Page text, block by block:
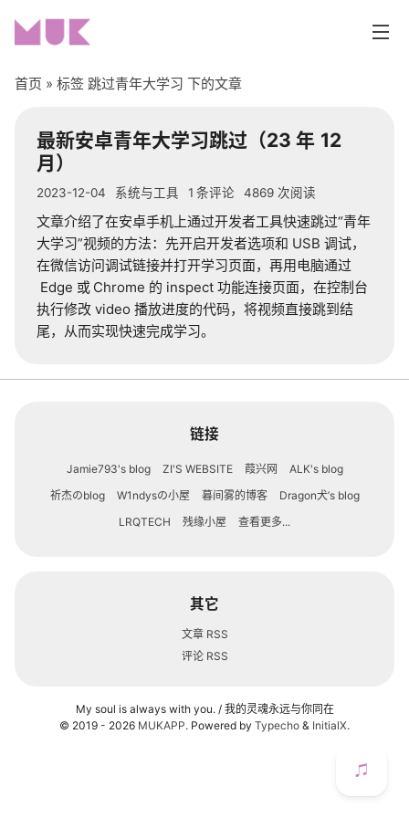
编程开发
网站折腾
生活随笔
归档
关于
首页 » 标签 跳过青年大学习 下的文章
最新安卓青年大学习跳过（23 年 12
月）
2023-12-04 系统与工具 1 条评论 4869 次阅读
文章介绍了在安卓手机上通过开发者工具快速跳过“青年
大学习”视频的方法：先开启开发者选项和 USB 调试，
在微信访问调试链接并打开学习页面，再用电脑通过
Edge 或 Chrome 的 inspect 功能连接页面，在控制台
执行修改 video 播放进度的代码，将视频直接跳到结
尾，从而实现快速完成学习。
链接
Jamie793's blog ZI'S WEBSITE 葭兴网
ALK's blog
祈杰のblog
W1ndysの小屋 暮间雾的博客
Dragon犬’s blog
LRQTECH
残缘小屋 查看更多...
其它
文章 RSS
评论 RSS
My soul is always with you. / 我的灵魂永远与你同在
© 2019 - 2026 MUKAPP. Powered by Typecho & InitialX.